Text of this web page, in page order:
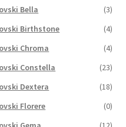
Bella
(3)
Birthstone
(4)
Chroma
(4)
Constella
(23)
Dextera
(18)
Florere
(0)